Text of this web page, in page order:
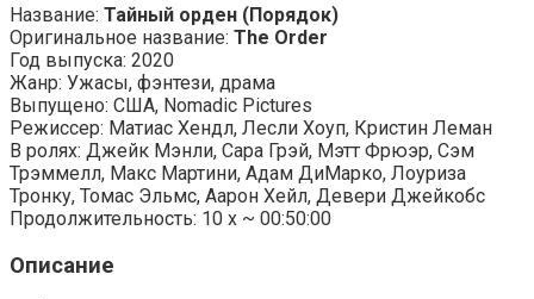
Название: Тайный орден (Порядок)
Оригинальное название: The Order
Год выпуска: 2020
Жанр: Ужасы, фэнтези, драма
Выпущено: США, Nomadic Pictures
Режиссер: Матиас Хендл, Лесли Хоуп, Кристин Леман
В ролях: Джейк Мэнли, Сара Грэй, Мэтт Фрюэр, Сэм
Трэммелл, Макс Мартини, Адам ДиМарко, Лоуриза
Тронку, Томас Эльмс, Аарон Хейл, Девери Джейкобс
Продолжительность: 10 х ~ 00:50:00
Описание